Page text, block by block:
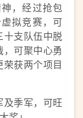
，经过抢包
拟竞赛，可
十支队伍中脱
可聚中心勇
获两个项目
季军，可旺